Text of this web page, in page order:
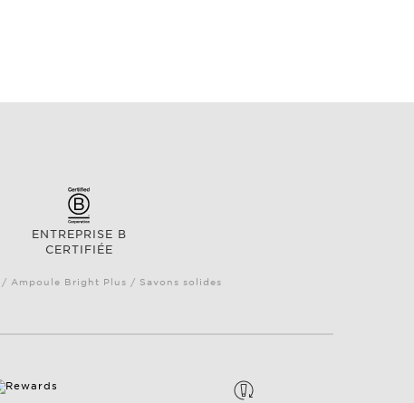
ENTREPRISE B
CERTIFIÉE
Ampoule Bright Plus / Savons solides